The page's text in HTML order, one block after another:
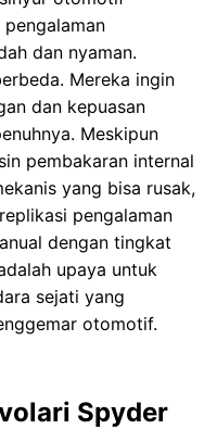
dan nyaman.
Mereka ingin
dan kepuasan
Meskipun
pembakaran internal
yang bisa rusak,
pengalaman
dengan tingkat
upaya untuk
sejati yang
otomotif.
Spyder